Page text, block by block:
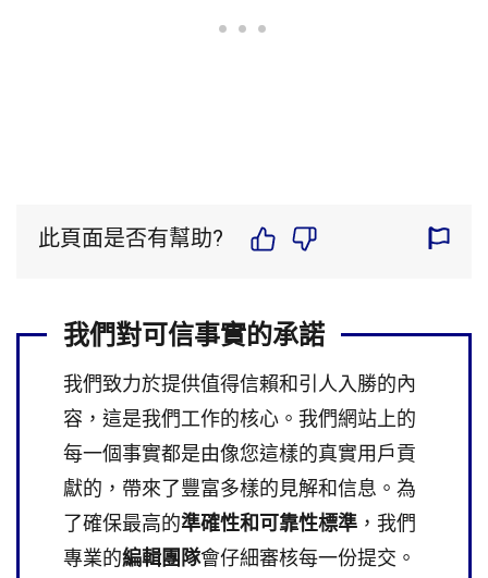
此頁面是否有幫助?
我們對可信事實的承諾
我們致力於提供值得信賴和引人入勝的內
容，這是我們工作的核心。我們網站上的
每一個事實都是由像您這樣的真實用戶貢
獻的，帶來了豐富多樣的見解和信息。為
了確保最高的準確性和可靠性標準 ，我們
專業的編輯團隊會仔細審核每一份提交。